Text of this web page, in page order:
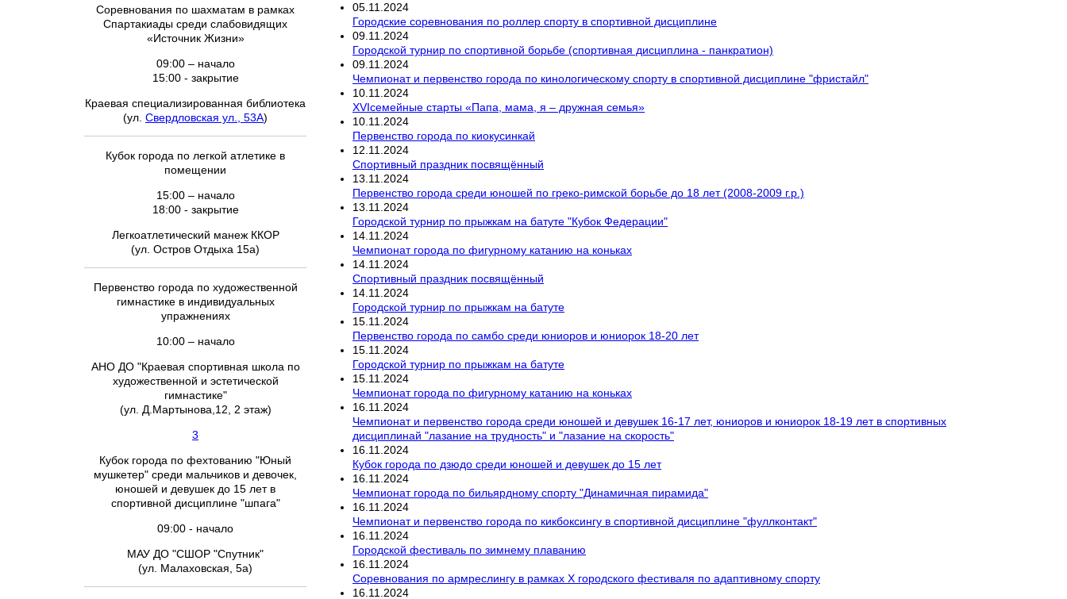
Соревнования по шахматам в рамках
Спартакиады среди слабовидящих
«Источник Жизни»
09:00 – начало
15:00 - закрытие
Краевая специализированная библиотека
(ул. Свердловская ул., 53А)
Кубок города по легкой атлетике в
помещении
15:00 – начало
18:00 - закрытие
Легкоатлетический манеж ККОР
(ул. Остров Отдыха 15а)
Первенство города по художественной
гимнастике в индивидуальных
упражнениях
10:00 – начало
АНО ДО "Краевая спортивная школа по
художественной и эстетической
гимнастике"
(ул. Д.Мартынова,12, 2 этаж)
3
Кубок города по фехтованию "Юный
мушкетер" среди мальчиков и девочек,
юношей и девушек до 15 лет в
спортивной дисциплине "шпага"
09:00 - начало
МАУ ДО "СШОР "Спутник"
(ул. Малаховская, 5а)
05 11 2024
Городские соревнования по роллер спорту в спортивной дисциплине
09 11 2024
Городской турнир по спортивной борьбе (спортивная дисциплина - панкратион)
09 11 2024
Чемпионат и первенство города по кинологическому спорту в спортивной дисциплине "фристайл"
10 11 2024
XVIсемейные старты «Папа, мама, я – дружная семья»
10 11 2024
Первенство города по киокусинкай
12 11 2024
Спортивный праздник посвящённый
13 11 2024
Первенство города среди юношей по греко-римской борьбе до 18 лет (2008-2009 г.р.)
13 11 2024
Городской турнир по прыжкам на батуте "Кубок Федерации"
14 11 2024
Чемпионат города по фигурному катанию на коньках
14 11 2024
Спортивный праздник посвящённый
14 11 2024
Городской турнир по прыжкам на батуте
15 11 2024
Первенство города по самбо среди юниоров и юниорок 18-20 лет
15 11 2024
Городской турнир по прыжкам на батуте
15 11 2024
Чемпионат города по фигурному катанию на коньках
16 11 2024
Чемпионат и первенство города среди юношей и девушек 16-17 лет, юниоров и юниорок 18-19 лет в спортивных
дисциплинай "лазание на трудность" и "лазание на скорость"
16 11 2024
Кубок города по дзюдо среди юношей и девушек до 15 лет
16 11 2024
Чемпионат города по бильярдному спорту "Динамичная пирамида"
16 11 2024
Чемпионат и первенство города по кикбоксингу в спортивной дисциплине "фуллконтакт"
16 11 2024
Городской фестиваль по зимнему плаванию
16 11 2024
Соревнования по армреслингу в рамках Х городского фестиваля по адаптивному спорту
16 11 2024